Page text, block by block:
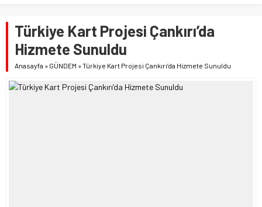
Türkiye Kart Projesi Çankırı’da
Hizmete Sunuldu
Anasayfa » GÜNDEM »Türkiye Kart Projesi Çankırı’da Hizmete Sunuldu